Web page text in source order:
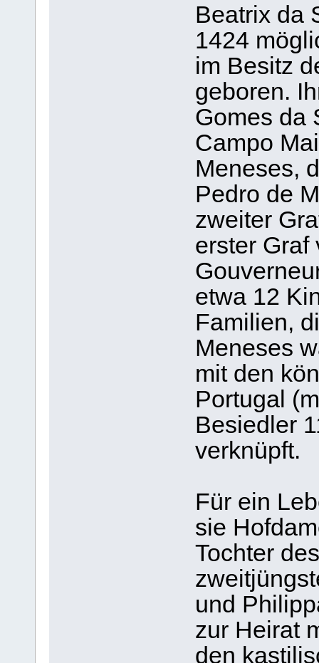
Beatrix da
1424
im Besitz
geboren.
Gomes da
Campo
Meneses,
Pedro de
zweiter
erster Graf
etwa 12
Familien,
Meneses
mit den
Portugal
Besiedler
verknüpft.
Für ein
sie
Tochter
und
zur Heirat
den